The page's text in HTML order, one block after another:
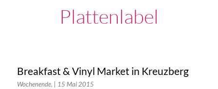
Plattenlabel
Breakfast & Vinyl Market in Kreuzberg
Wochenende, | 15 Mai 2015